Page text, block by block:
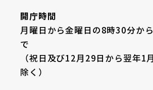
開庁時間
月曜日から金曜日の8時30分か
で
（祝日及び12月29日から翌年1
除く）